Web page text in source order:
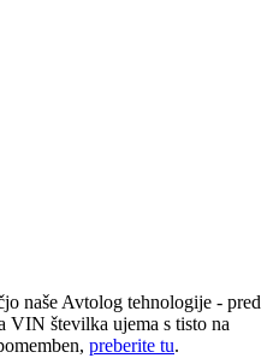
naše Avtolog tehnologije - pred
VIN številka ujema s tisto na
preberite tu.